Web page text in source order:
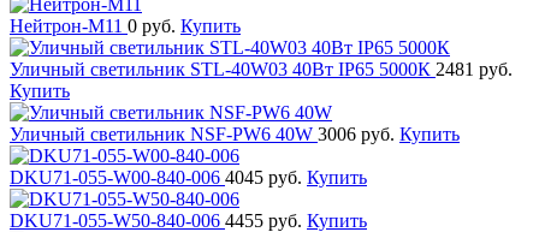
Нейтрон-М11 0 руб. Купить
Уличный светильник STL-40W03 40Вт IP65 5000К 2481 руб.
Купить
Уличный светильник NSF-PW6 40W 3006 руб. Купить
DKU71-055-W00-840-006 4045 руб. Купить
DKU71-055-W50-840-006 4455 руб. Купить